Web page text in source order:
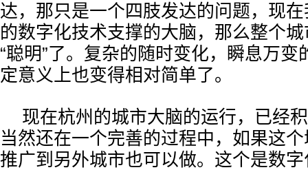
达，那只是一个四肢发达的问题，现
的数字化技术支撑的大脑，那么整个
“聪明”了。复杂的随时变化，瞬息万变
定意义上也变得相对简单了。
现在杭州的城市大脑的运行，已经
当然还在一个完善的过程中，如果这
推广到另外城市也可以做。这个是数